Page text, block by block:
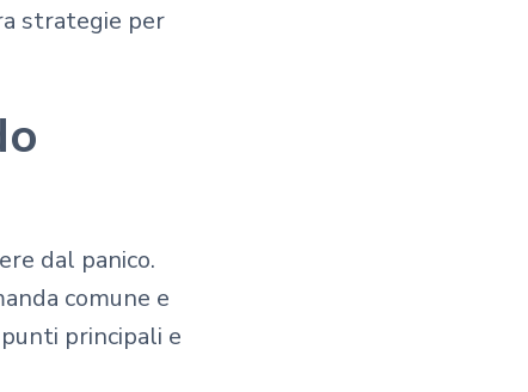
strategie per
dal panico.
comune e
principali e